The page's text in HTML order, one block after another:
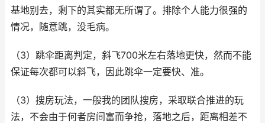
基地别去，剩下的其实都无所谓了。排除个人能力很强的
情况，随意跳，没毛病。
（3）跳伞距离判定，斜飞700米左右落地更快，然而不能
保证每次都可以斜飞，因此跳伞一定要快、准。
（3）搜房玩法，一般我的团队搜房，采取联合推进的玩
法，不会由于何者房间富而争抢，落地之后，距离相差不